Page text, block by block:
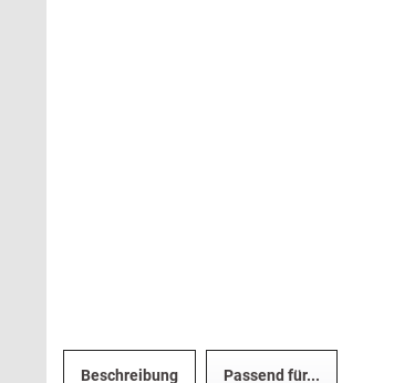
Beschreibung Passend für...